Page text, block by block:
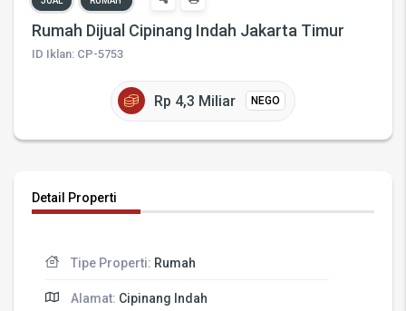
Rumah Dijual Cipinang Indah Jakarta Timur
ID Iklan: CP-5753
Rp 4,3 Miliar NEGO
Detail Properti
Tipe Properti: Rumah
Alamat: Cipinang Indah